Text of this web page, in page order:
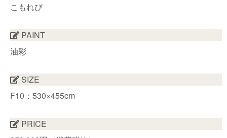
こもれび
PAINT
油彩
SIZE
F10：530×455cm
PRICE